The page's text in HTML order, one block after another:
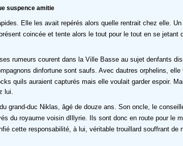
suspence amitie
Elle les avait repérés alors quelle rentrait chez elle.
coincée et tente alors le tout pour le tout en se
rumeurs courent dans la Ville Basse au sujet denfants
dinfortune sont saufs. Avec dautres orphelins,
quils auraient capturés mais elle voulait garder espoir.
lui.
grand-duc Niklas, âgé de douze ans. Son oncle, le
du royaume voisin dIllyrie. Ils sont donc en route pour
cette responsabilité, à lui, véritable trouillard souffrant